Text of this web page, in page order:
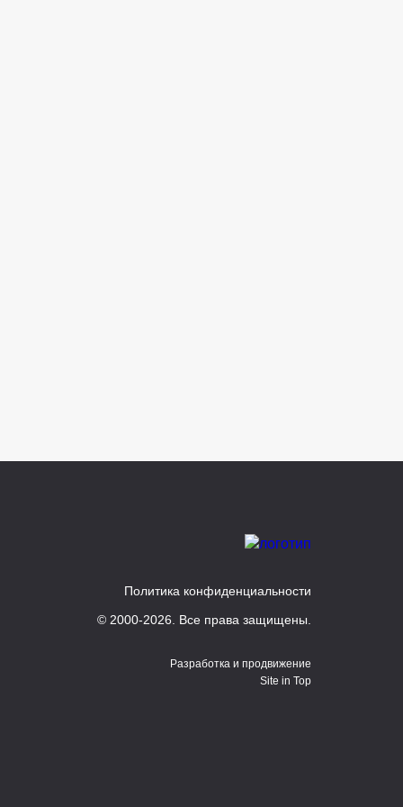
Политика конфиденциальности
© 2000-2026. Все права защищены.
Разработка и продвижение
Site in Top